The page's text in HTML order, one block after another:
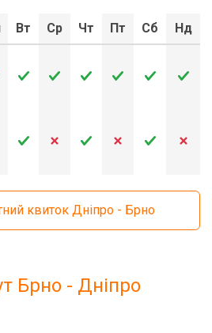
Вт Ср Чт Пт Сб Нд
квиток Дніпро - Брно
Брно - Дніпро